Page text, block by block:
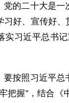
党的二十大是
习好、宣传好
实习近平总书
要按照习近平
把握”，结合